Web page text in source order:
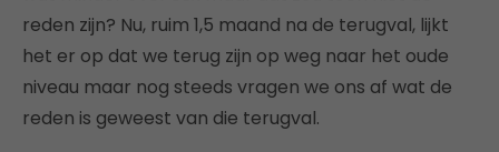
reden zijn? Nu, ruim 1,5 maand na de terugval, lijkt
het er op dat we terug zijn op weg naar het oude
niveau maar nog steeds vragen we ons af wat de
reden is geweest van die terugval.